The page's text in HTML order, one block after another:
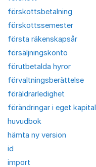
förskottsbetalning
förskottssemester
första räkenskapsår
försäljningskonto
förutbetalda hyror
förvaltningsberättelse
föräldrarledighet
förändringar i eget kapital
huvudbok
hämta ny version
id
import